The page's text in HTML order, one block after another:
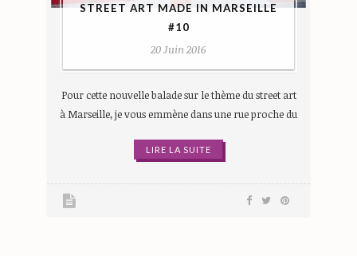
STREET ART MADE IN MARSEILLE
#10
20 Juin 2016
Pour cette nouvelle balade sur le thème du street art
à Marseille, je vous emmène dans une rue proche du
LIRE LA SUITE